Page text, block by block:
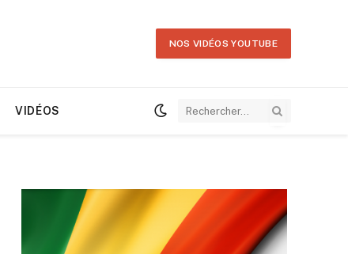
NOS VIDÉOS YOUTUBE
VIDÉOS